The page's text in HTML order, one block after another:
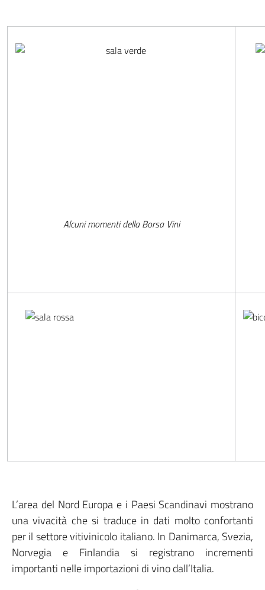
Alcuni momenti della Borsa Vini
L’area del Nord Europa e i Paesi Scandinavi mostrano
una vivacità che si traduce in dati molto confortanti
per il settore vitivinicolo italiano. In Danimarca, Svezia,
Norvegia e Finlandia si registrano incrementi
importanti nelle importazioni di vino dall’Italia.